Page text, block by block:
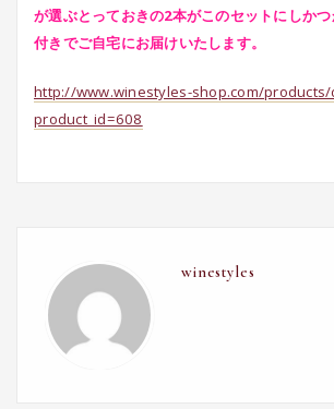
が選ぶとっておきの2本がこのセットにしか
付きでご自宅にお届けいたします。
http://www.winestyles-shop.com/
product_id=608
winestyles